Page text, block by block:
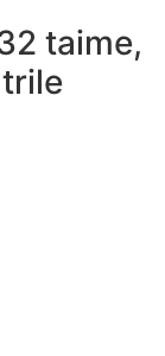
taime,